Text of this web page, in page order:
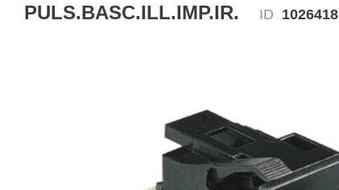
PULS.BASC.ILL.IMP.IR. ID 1026418